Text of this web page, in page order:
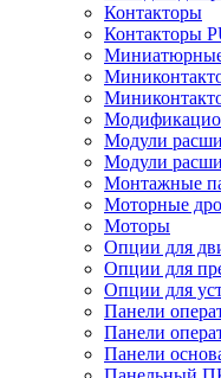
Контакторы
Контакторы
Модули
Модули
Монтажные
Моторные
Моторы
Опции для
Опции для
Опции для
Панели
Панели
Панели